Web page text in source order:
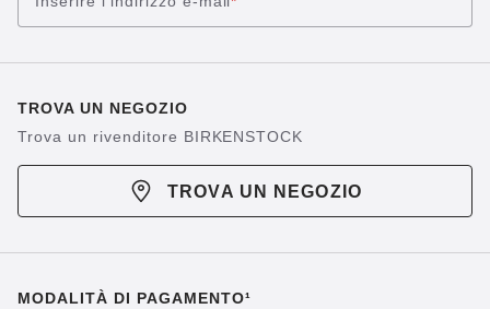
TROVA UN NEGOZIO
Trova un rivenditore BIRKENSTOCK
TROVA UN NEGOZIO
MODALITÀ DI PAGAMENTO¹